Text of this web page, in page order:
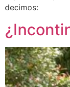
decimos: